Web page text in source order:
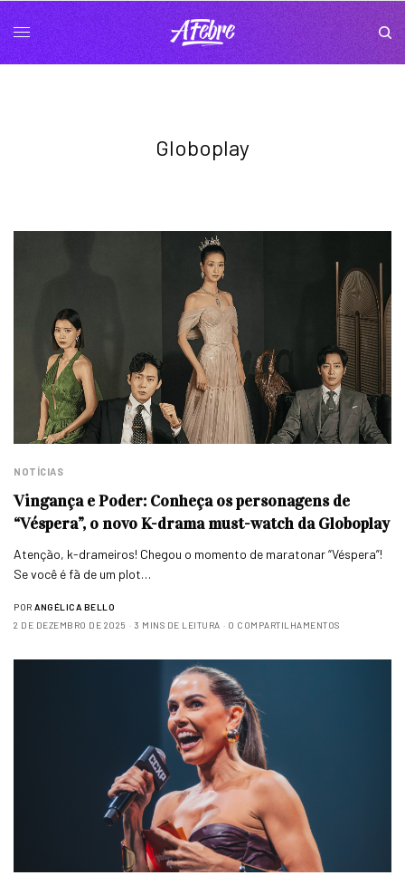
Globoplay
NOTÍCIAS
Vingança e Poder: Conheça os personagens de
“Véspera”, o novo K-drama must-watch da Globoplay
Atenção, k-drameiros! Chegou o momento de maratonar “Véspera”!
Se você é fã de um plot…
POR ANGÉLICA BELLO
2 DE DEZEMBRO DE 2025
3 MINS DE LEITURA 0 COMPARTILHAMENTOS